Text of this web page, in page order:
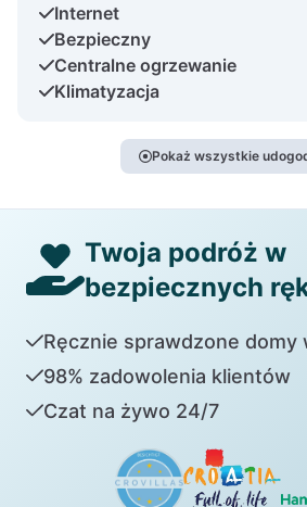
Internet
Bezpieczny
Centralne ogrzewanie
Klimatyzacja
Pokaż wszystkie
Twoja podróż w
bezpiecznych
Ręcznie sprawdzone domy
98% zadowolenia klientów
Czat na żywo 24/7